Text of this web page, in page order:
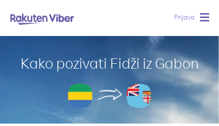
Prijava
Kako pozivati Fidži iz Gabon